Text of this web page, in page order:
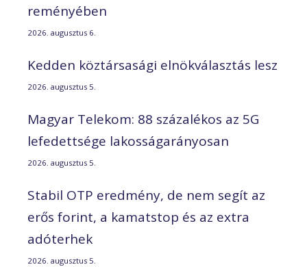
reményében
2026. augusztus 6.
Kedden köztársasági elnökválasztás lesz
2026. augusztus 5.
Magyar Telekom: 88 százalékos az 5G
lefedettsége lakosságarányosan
2026. augusztus 5.
Stabil OTP eredmény, de nem segít az
erős forint, a kamatstop és az extra
adóterhek
2026. augusztus 5.